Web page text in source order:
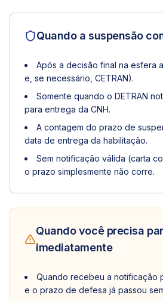
Quando a suspensão
Após a decisão final na esfera
e, se necessário, CETRAN).
Somente quando o DETRAN
para entrega da CNH.
A contagem do prazo de
data de entrega da habilitação.
Sem notificação válida (carta
o prazo simplesmente não corre.
Quando você precisa
imediatamente
Quando recebeu a notificação
e o prazo de defesa já passou